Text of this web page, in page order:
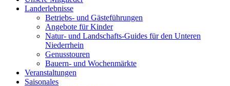
Landerlebnisse
Betriebs- und Gästeführungen
Angebote für Kinder
Natur- und Landschafts-Guides für den Unteren
Niederrhein
Genusstouren
Bauern- und Wochenmärkte
Veranstaltungen
Saisonales